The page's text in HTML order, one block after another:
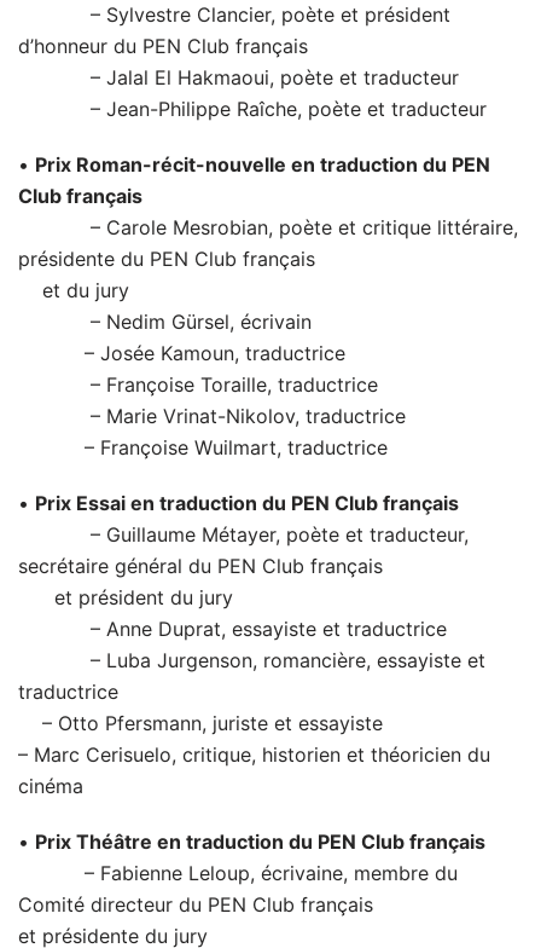
– Sylvestre Clancier, poète et président
d’honneur du PEN Club français
– Jalal El Hakmaoui, poète et traducteur
– Jean-Philippe Raîche, poète et traducteur
• Prix Roman-récit-nouvelle en traduction du PEN
Club français
– Carole Mesrobian, poète et critique littéraire,
présidente du PEN Club français
et du jury
– Nedim Gürsel, écrivain
– Josée Kamoun, traductrice
– Françoise Toraille, traductrice
– Marie Vrinat-Nikolov, traductrice
– Françoise Wuilmart, traductrice
• Prix Essai en traduction du PEN Club français
– Guillaume Métayer, poète et traducteur,
secrétaire général du PEN Club français
et président du jury
– Anne Duprat, essayiste et traductrice
– Luba Jurgenson, romancière, essayiste et
traductrice
– Otto Pfersmann, juriste et essayiste
– Marc Cerisuelo, critique, historien et théoricien du
cinéma
• Prix Théâtre en traduction du PEN Club français
– Fabienne Leloup, écrivaine, membre du
Comité directeur du PEN Club français
et présidente du jury